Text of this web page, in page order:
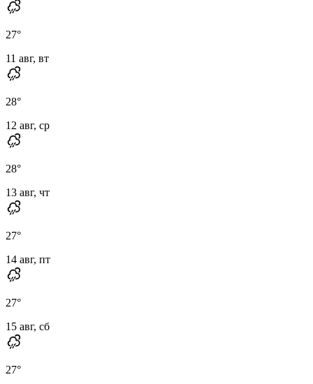
27°
11 авг, вт
28°
12 авг, ср
28°
13 авг, чт
27°
14 авг, пт
27°
15 авг, сб
27°